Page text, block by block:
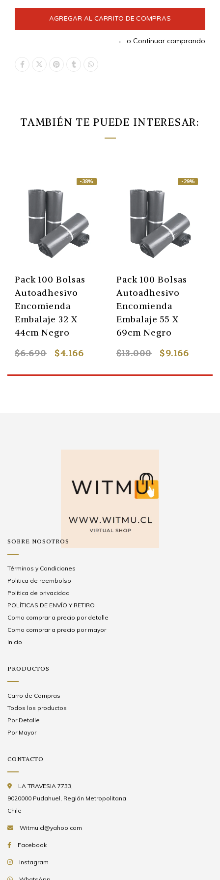
← o Continuar comprando
TAMBIÉN TE PUEDE INTERESAR:
-38%
Pack 100 Bolsas
Autoadhesivo
Encomienda
Embalaje 32 X
44cm Negro
$6.690
$4.166
-29%
Pack 100 Bolsas
Autoadhesivo
Encomienda
Embalaje 55 X
69cm Negro
$13.000
$9.166
SOBRE NOSOTROS
Términos y Condiciones
Politica de reembolso
Política de privacidad
POLÍTICAS DE ENVÍO Y RETIRO
Como comprar a precio por detalle
Como comprar a precio por mayor
Inicio
PRODUCTOS
Carro de Compras
Todos los productos
Por Detalle
Por Mayor
CONTACTO
LA TRAVESIA 7733,
9020000 Pudahuel, Región Metropolitana
Chile
Witmu.cl@yahoo.com
Facebook
Instagram